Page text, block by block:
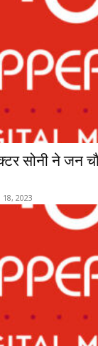
सोनी ने जन
2023